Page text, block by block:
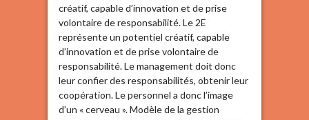
créatif, capable d’innovation et de prise
volontaire de responsabilité. Le 2E
représente un potentiel créatif, capable
d’innovation et de prise volontaire de
responsabilité. Le management doit donc
leur confier des responsabilités, obtenir leur
coopération. Le personnel a donc l’image
d’un « cerveau ». Modèle de la gestion